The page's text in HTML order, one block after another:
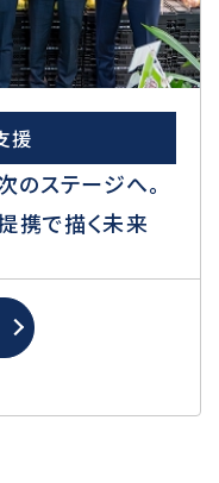
援
ステージへ。
携で描く未来